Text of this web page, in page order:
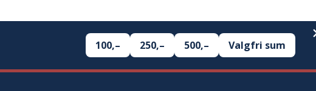
100,– 250,– 500,– Valgfri sum